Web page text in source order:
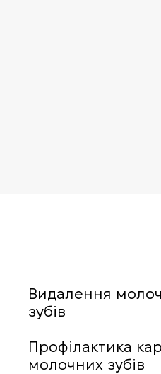
Видалення
зубів
Профілактика
молочних зубів